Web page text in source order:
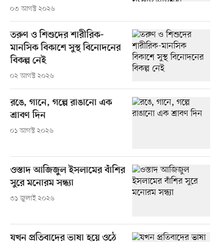
০৩ আগস্ট ২০২৬
তরুণ ও শিশুদের শারীরিক-
মানসিক বিকাশে সুস্থ বিনোদনের
বিকল্প নেই
০২ আগস্ট ২০২৬
রঙে, গানে, গল্পে রাঙানো এক
শ্রাবণ দিন
০১ আগস্ট ২০২৬
ওস্তাদ আজিজুল ইসলামের বাঁশির
সুরে মনোরম সন্ধ্যা
৩১ জুলাই ২০২৬
যখন প্রতিবাদের ভাষা হয়ে ওঠে